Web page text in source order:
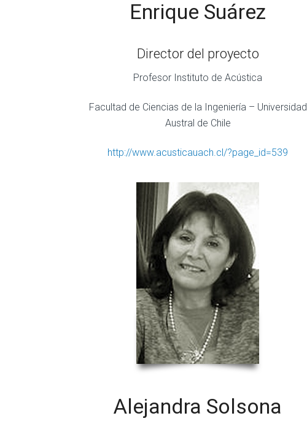
Enrique Suárez
Director del proyecto
Profesor Instituto de Acústica
Facultad de Ciencias de la Ingeniería – Universidad
Austral de Chile
http://www.acusticauach.cl/?page_id=539
Alejandra Solsona